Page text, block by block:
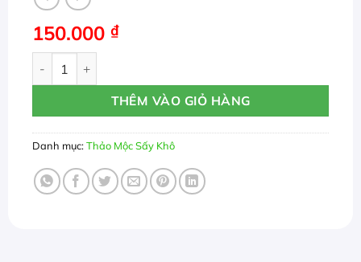
150.000 ₫
THÊM VÀO GIỎ HÀNG
Danh mục:Thảo Mộc Sấy Khô